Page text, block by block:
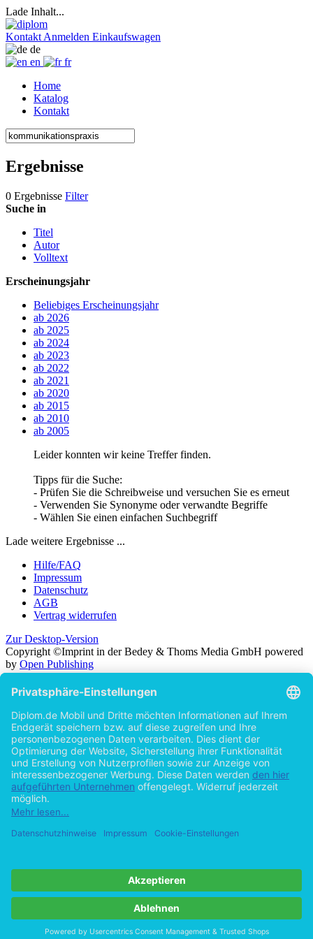
Lade Inhalt...
Kontakt Anmelden Einkaufswagen
de
en
fr
Home
Katalog
Kontakt
Ergebnisse
0 Ergebnisse Filter
Suche in
Titel
Autor
Volltext
Erscheinungsjahr
Beliebiges Erscheinungsjahr
ab 2026
ab 2025
ab 2024
ab 2023
ab 2022
ab 2021
ab 2020
ab 2015
ab 2010
ab 2005
Leider konnten wir keine Treffer finden.
Tipps für die Suche:
- Prüfen Sie die Schreibweise und versuchen Sie es erneut
- Verwenden Sie Synonyme oder verwandte Begriffe
- Wählen Sie einen einfachen Suchbegriff
Lade weitere Ergebnisse ...
Hilfe/FAQ
Impressum
Datenschutz
AGB
Vertrag widerrufen
Zur Desktop-Version
Copyright ©Imprint in der Bedey & Thoms Media GmbH powered
by Open Publishing
Zurück
Suche in
Titel
Autor
Volltext
Erscheinungsjahr
Beliebiges Erscheinungsjahr
ab 2026
ab 2025
ab 2023
ab 2010
Cookie-Einstellungen